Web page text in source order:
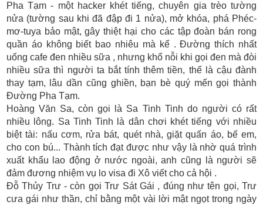
Pha Tạm - một hacker khét tiếng, chuyên gia trèo tường
nửa (tường sau khi đã đập đi 1 nửa), mở khóa, phá Phéc-
mơ-tuya bảo mật, gây thiệt hại cho các tập đoàn bán rong
quần áo không biết bao nhiêu mà kể . Đường thích nhất
uống cafe đen nhiều sữa , nhưng khổ nỗi khi gọi đen mà đòi
nhiều sữa thì người ta bắt tính thêm tiền, thế là cậu đành
thay tạm, lâu dần cũng ghiền, bạn bè quý mến gọi thành
Đường Pha Tạm.
Hoàng Văn Sa, còn gọi là Sa Tinh Tinh do người có rất
nhiều lông. Sa Tinh Tinh là dân chơi khét tiếng với nhiều
biệt tài: nấu cơm, rửa bát, quét nhà, giặt quấn áo, bế em,
cho con bú... Thành tích đạt được như vậy là nhờ quá trình
xuất khẩu lao động ở nước ngoài, anh cũng là người sẽ
đảm đương nhiệm vụ lo visa đi Xô viết cho cả hội .
Đỗ Thủy Trư - còn gọi Trư Sát Gái , đúng như tên gọi, Trư
cưa gái như thần, chỉ bằng một vài lời mật ngọt trong ngày